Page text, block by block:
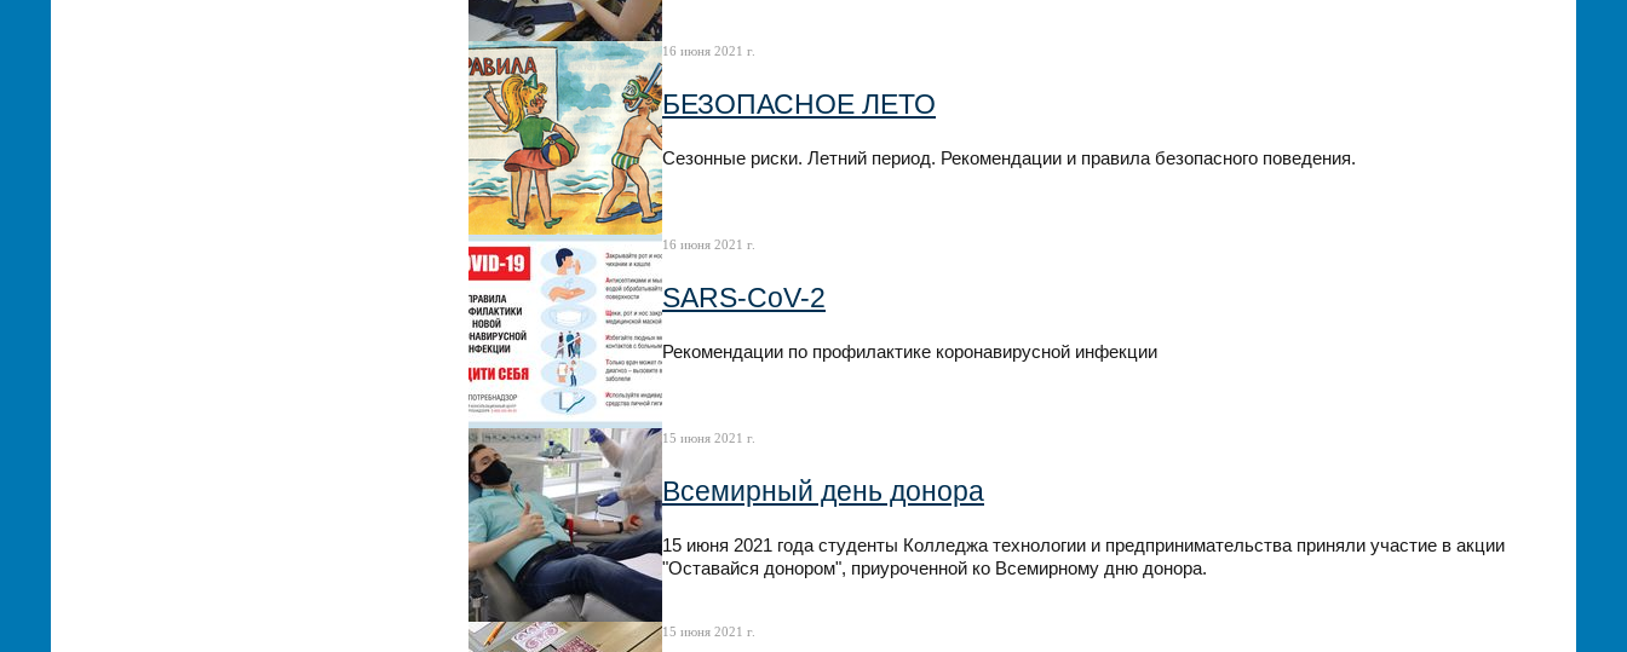
16 июня 2021 г.
БЕЗОПАСНОЕ ЛЕТО
Сезонные риски. Летний период. Рекомендации и правила безопасного поведения.
16 июня 2021 г.
SARS-CoV-2
Рекомендации по профилактике коронавирусной инфекции
15 июня 2021 г.
Всемирный день донора
15 июня 2021 года студенты Колледжа технологии и предпринимательства приняли участие в акции
"Оставайся донором", приуроченной ко Всемирному дню донора.
15 июня 2021 г.